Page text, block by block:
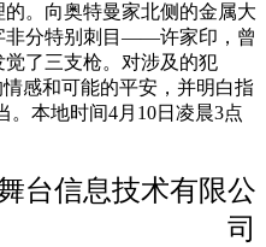
。向奥特曼家北侧的金属大
非分特别刺目——许家印，曾
了三支枪。对涉及的犯
感和可能的平安，并明白指
。本地时间4月10日凌晨3点
台信息技术有限公
司